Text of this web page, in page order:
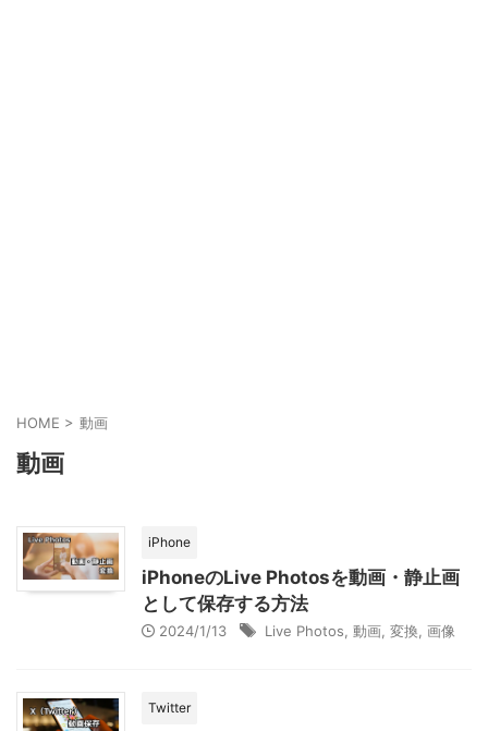
HOME > 動画
動画
iPhone
iPhoneのLive Photosを動画・静止画
として保存する方法
2024/1/13 Live Photos 動画 変換 画像
Twitter